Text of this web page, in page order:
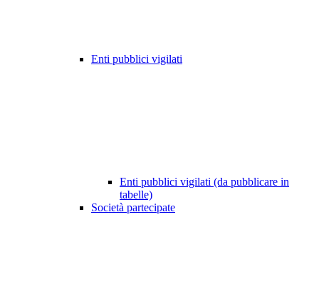
Enti pubblici vigilati
Enti pubblici vigilati (da pubblicare in
tabelle)
Società partecipate